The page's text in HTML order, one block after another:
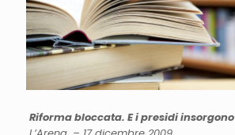
Riforma bloccata. E i presidi insorgono